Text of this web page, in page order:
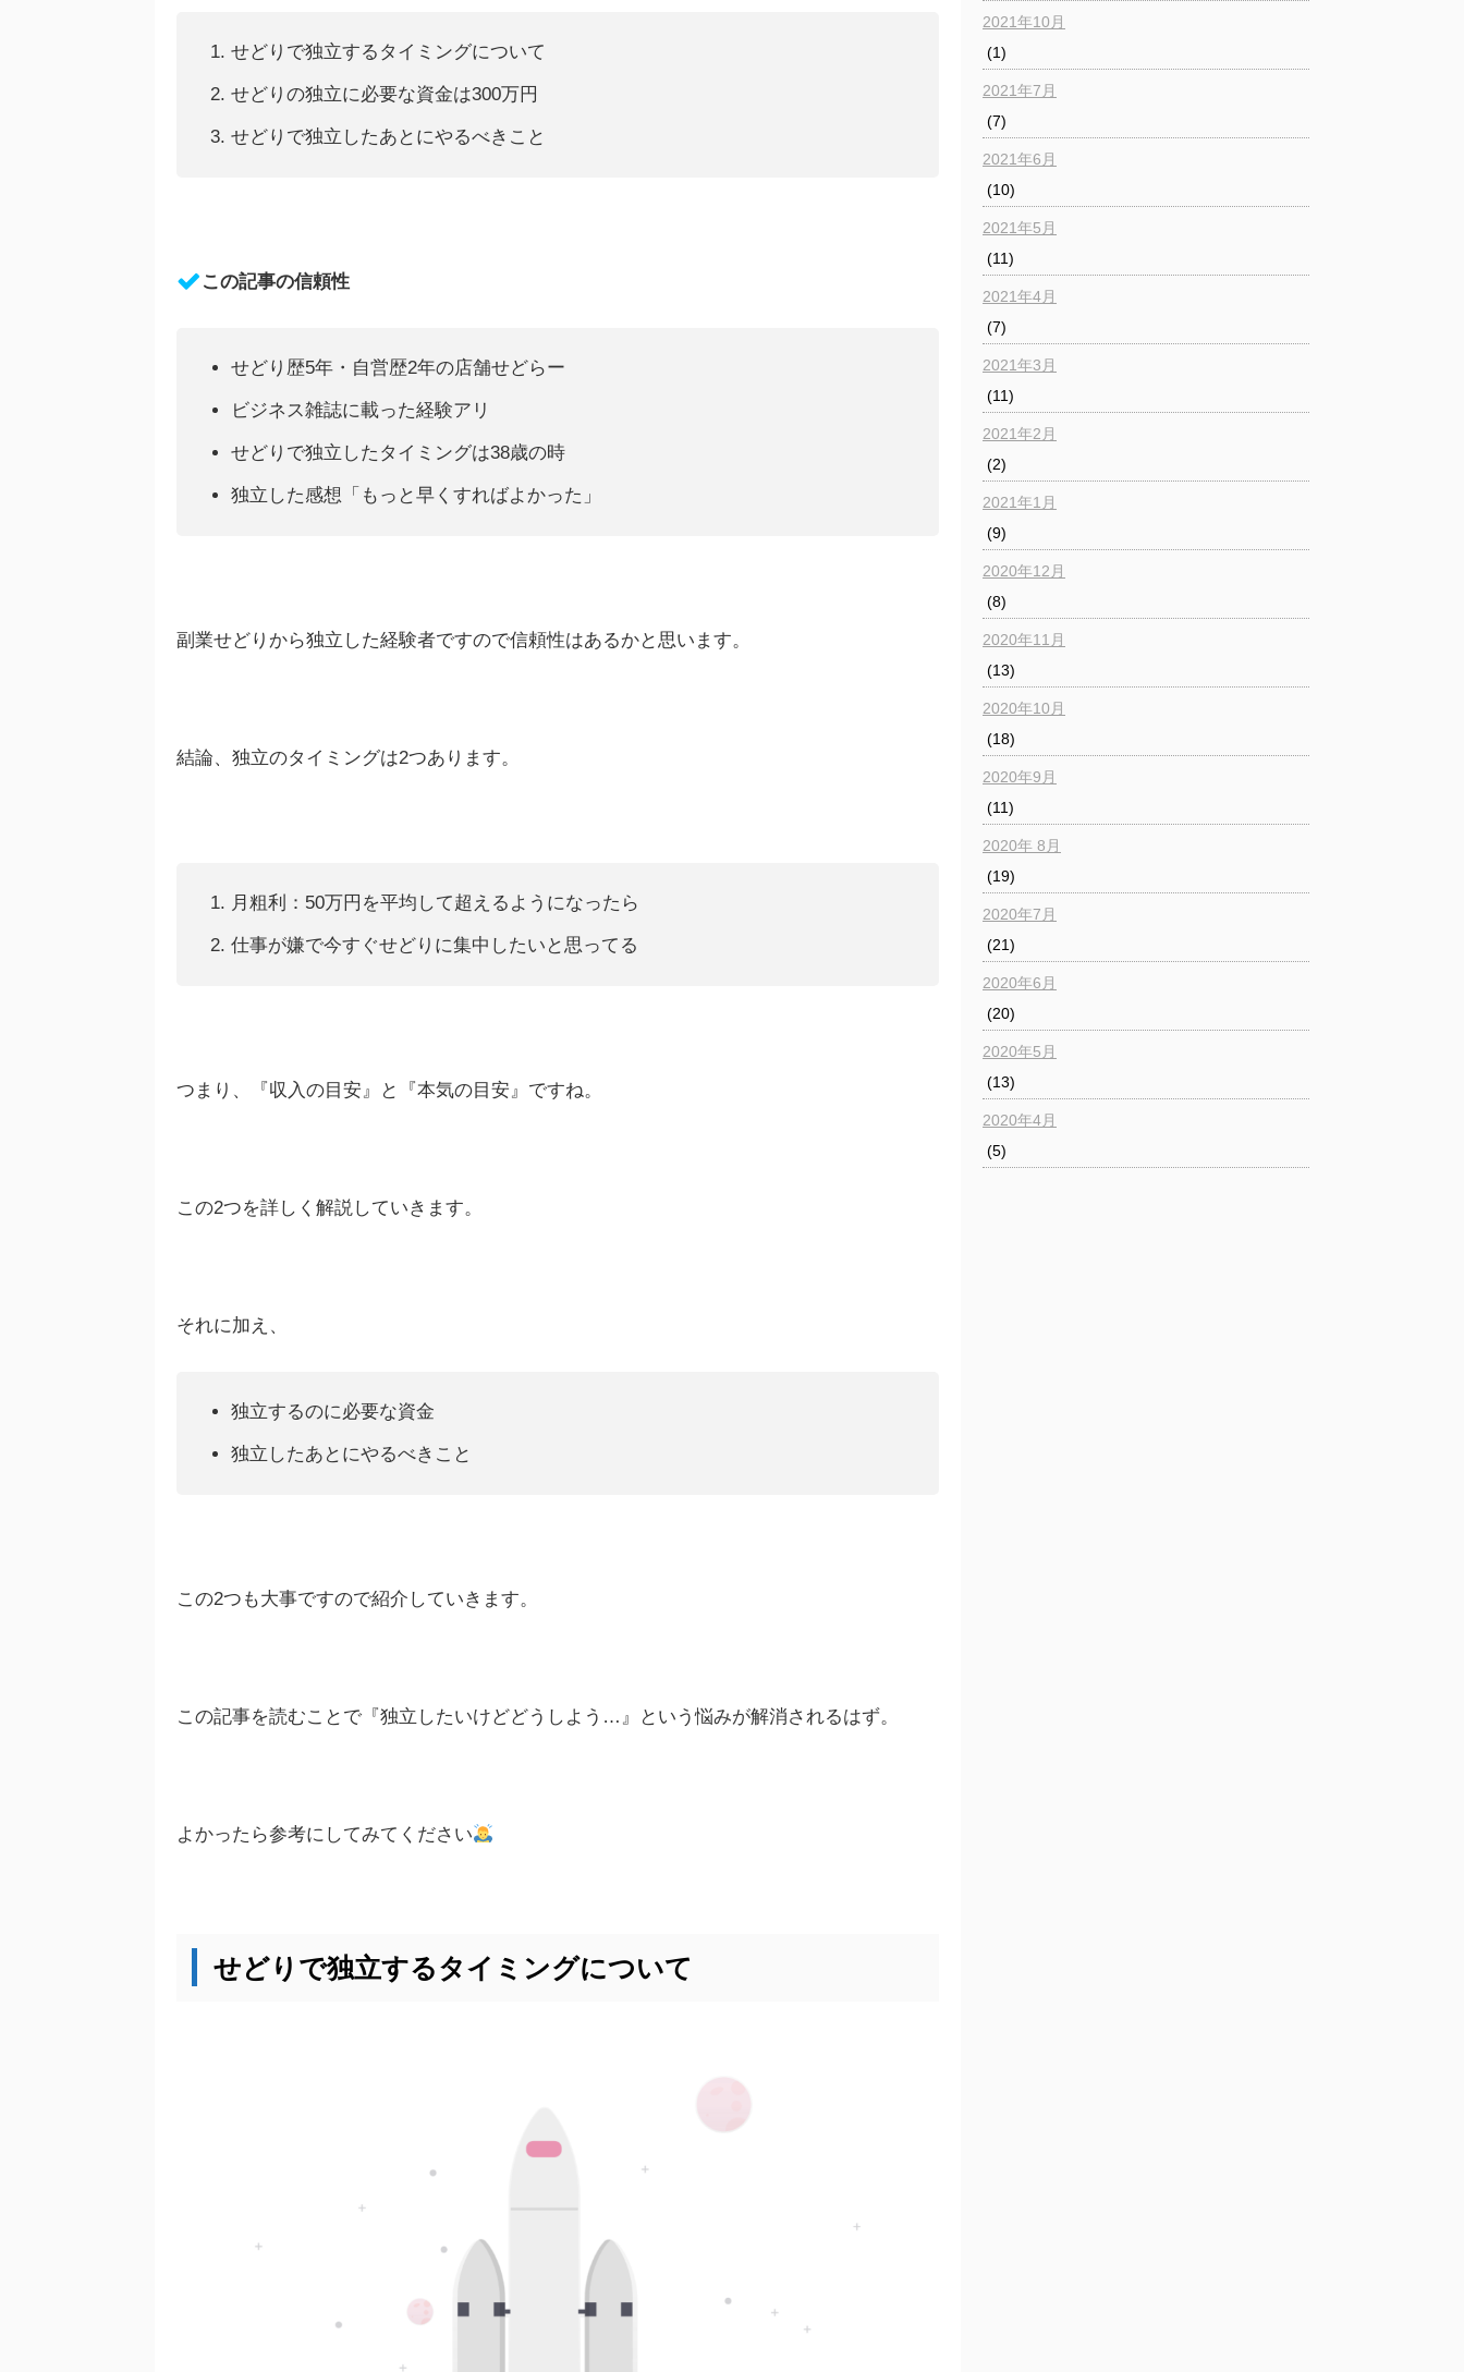
せどりで独立するタイミングについて
せどりの独立に必要な資金は300万円
せどりで独立したあとにやるべきこと
この記事の信頼性
せどり歴5年・自営歴2年の店舗せどらー
ビジネス雑誌に載った経験アリ
せどりで独立したタイミングは38歳の時
独立した感想「もっと早くすればよかった」
副業せどりから独立した経験者ですので信頼性はあるかと思います。
結論、独立のタイミングは2つあります。
月粗利：50万円を平均して超えるようになったら
仕事が嫌で今すぐせどりに集中したいと思ってる
つまり、『収入の目安』と『本気の目安』ですね。
この2つを詳しく解説していきます。
それに加え、
独立するのに必要な資金
独立したあとにやるべきこと
この2つも大事ですので紹介していきます。
この記事を読むことで『独立したいけどどうしよう…』という悩みが解消されるはず。
よかったら参考にしてみてください
せどりで独立するタイミングについて
2021年10月
(1)
2021年7月
(7)
2021年6月
(10)
2021年5月
(11)
2021年4月
(7)
2021年3月
(11)
2021年2月
(2)
2021年1月
(9)
2020年12月
(8)
2020年11月
(13)
2020年10月
(18)
2020年9月
(11)
2020年 8月
(19)
2020年7月
(21)
2020年6月
(20)
2020年5月
(13)
2020年4月
(5)